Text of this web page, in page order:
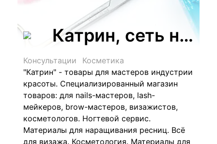
Катрин, сеть
Консультации
Косметика
"Катрин" - товары для мастеров индустрии
красоты. Специализированный магазин
товаров: для nails-мастеров, lash-
мейкеров, brow-мастеров, визажистов,
косметологов. Ногтевой сервис.
Материалы для наращивания ресниц. Всё
для визажа. Косметология. Материалы для